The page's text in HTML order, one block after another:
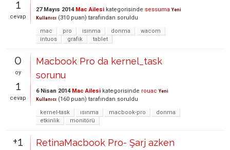
1
cevap
27 Mayıs 2014 Mac Ailesi kategorisinde sessuma Yeni
Kullanıcı (310 puan) tarafından soruldu
mac
pro ısınma donma
wacom
intuos
grafik tablet
0
oy
1
cevap
Macbook Pro da kernel_task
sorunu
6 Nisan 2014 Mac Ailesi kategorisinde rouac Yeni
Kullanıcı (160 puan) tarafından soruldu
kernel-task
ısınma macbook-pro
donma
etkinlik
monitörü
+1
RetinaMacbook Pro- Şarj azken